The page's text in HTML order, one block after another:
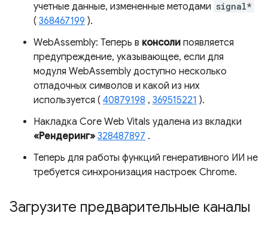
учетные данные, измененные методами signal*
( 368467199 ).
WebAssembly: Теперь в консоли появляется
предупреждение, указывающее, если для
модуля WebAssembly доступно несколько
отладочных символов и какой из них
используется ( 40879198 , 369515221 ).
Накладка Core Web Vitals удалена из вкладки
«Рендеринг» 328487897 .
Теперь для работы функций генеративного ИИ не
требуется синхронизация настроек Chrome.
Загрузите предварительные каналы